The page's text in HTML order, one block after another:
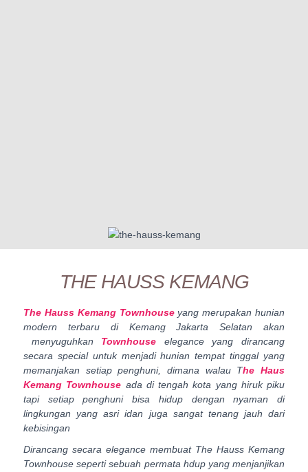
THE HAUSS KEMANG
The Hauss Kemang Townhouseyang merupakan hunian
modern terbaru di Kemang Jakarta Selatan akan
menyuguhkan Townhouse elegance yang dirancang
secara special untuk menjadi hunian tempat tinggal yang
memanjakan setiap penghuni, dimana walau The Haus
Kemang Townhouse ada di tengah kota yang hiruk piku
tapi setiap penghuni bisa hidup dengan nyaman di
lingkungan yang asri idan juga sangat tenang jauh dari
kebisingan
Dirancang secara elegance membuat The Hauss Kemang
Townhouse seperti sebuah permata hdup yang menjanjikan